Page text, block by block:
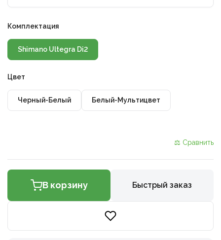
Комплектация
Shimano Ultegra Di2
Цвет
Черный-Белый Белый-Мультицвет
⚖ Сравнить
В корзину Быстрый заказ